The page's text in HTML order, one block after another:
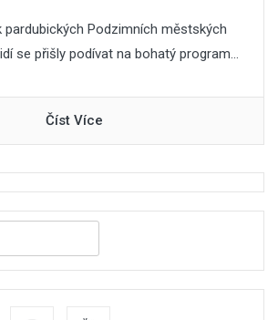
pardubických Podzimních městských
se přišly podívat na bohatý program...
Číst Více